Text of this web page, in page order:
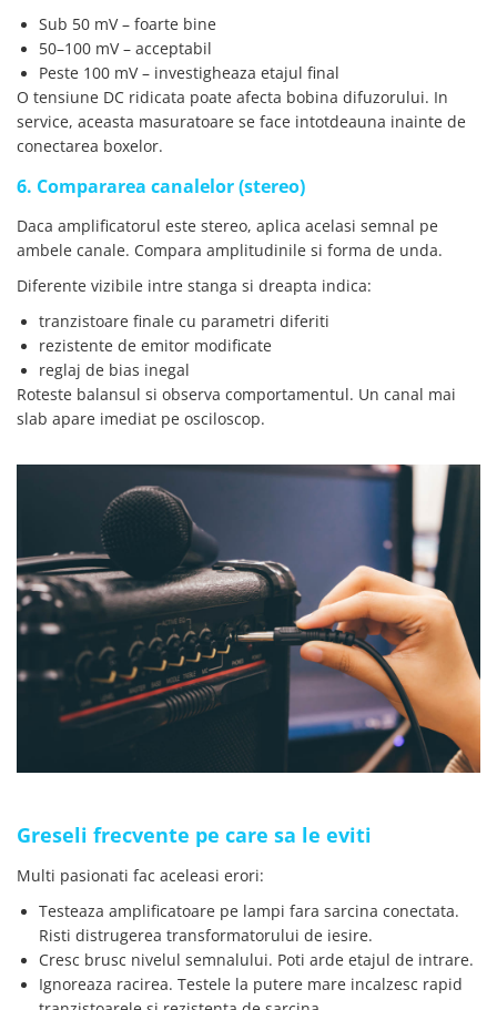
Sub 50 mV – foarte bine
50–100 mV – acceptabil
Peste 100 mV – investigheaza etajul final
O tensiune DC ridicata poate afecta bobina difuzorului. In
service, aceasta masuratoare se face intotdeauna inainte de
conectarea boxelor.
6. Compararea canalelor (stereo)
Daca amplificatorul este stereo, aplica acelasi semnal pe
ambele canale. Compara amplitudinile si forma de unda.
Diferente vizibile intre stanga si dreapta indica:
tranzistoare finale cu parametri diferiti
rezistente de emitor modificate
reglaj de bias inegal
Roteste balansul si observa comportamentul. Un canal mai
slab apare imediat pe osciloscop.
Greseli frecvente pe care sa le eviti
Multi pasionati fac aceleasi erori:
Testeaza amplificatoare pe lampi fara sarcina conectata.
Risti distrugerea transformatorului de iesire.
Cresc brusc nivelul semnalului. Poti arde etajul de intrare.
Ignoreaza racirea. Testele la putere mare incalzesc rapid